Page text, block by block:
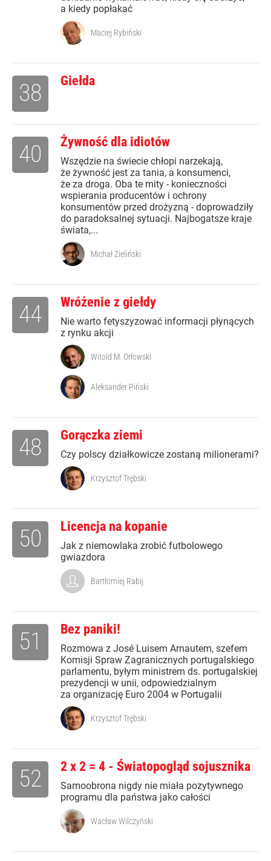
a kiedy popłakać
Maciej Rybiński
Giełda
38
Żywność dla idiotów
Wszędzie na świecie chłopi narzekają,
że żywność jest za tania, a konsumenci,
że za droga. Oba te mity - konieczności
wspierania producentów i ochrony
konsumentów przed drożyzną - doprowadziły
do paradoksalnej sytuacji. Najbogatsze kraje
świata,...
40
Michał Zieliński
Wróżenie z giełdy
Nie warto fetyszyzować informacji płynących
z rynku akcji
44
Witold M. Orłowski
Aleksander Piński
Gorączka ziemi
Czy polscy działkowicze zostaną milionerami?
48
Krzysztof Trębski
Licencja na kopanie
Jak z niemowlaka zrobić futbolowego
gwiazdora
50
Bartłomiej Rabij
Bez paniki!
Rozmowa z José Luisem Arnautem, szefem
Komisji Spraw Zagranicznych portugalskiego
parlamentu, byłym ministrem ds. portugalskiej
prezydencji w unii, odpowiedzialnym
za organizację Euro 2004 w Portugalii
51
Krzysztof Trębski
2 x 2 = 4 - Światopogląd sojusznika
Samoobrona nigdy nie miała pozytywnego
programu dla państwa jako całości
52
Wacław Wilczyński